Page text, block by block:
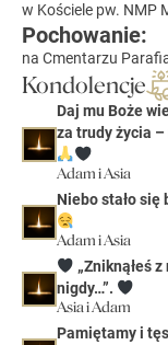
w Kościele pw. NMP
Pochowanie:
na Cmentarzu
Kondolencje
Daj mu Boże
za trudy życia
Adam i Asia
Niebo stało się
Adam i Asia
„Zniknąłeś
nigdy…”.
Asia i Adam
Pamiętamy i